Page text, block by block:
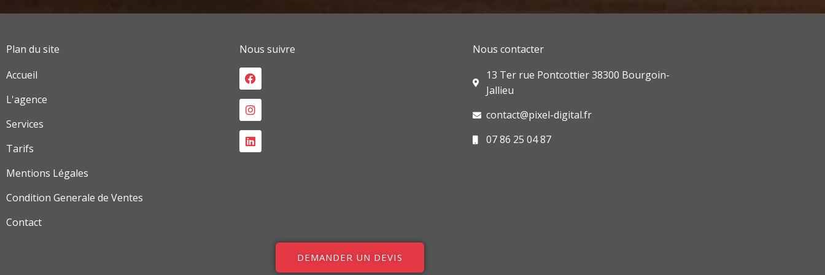
o i r
Plan du site
Accueil
L'agence
Services
Tarifs
Mentions Légales
Condition Generale de Ventes
Contact
Nous suivre
Facebook
Instagram
Linkedin
Nous contacter
13 Ter rue Pontcottier 38300 Bourgoin-
Jallieu
contact@pixel-digital.fr
07 86 25 04 87
DEMANDER UN DEVIS